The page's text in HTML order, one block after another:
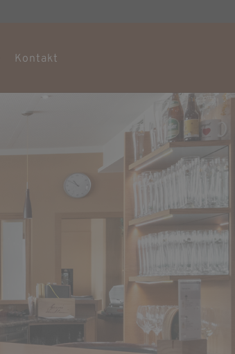
Kontakt